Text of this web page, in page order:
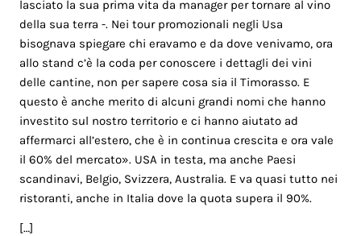
lasciato la sua prima vita da manager per tornare al vino
della sua terra -. Nei tour promozionali negli Usa
bisognava spiegare chi eravamo e da dove venivamo, ora
allo stand c’è la coda per conoscere i dettagli dei vini
delle cantine, non per sapere cosa sia il Timorasso. E
questo è anche merito di alcuni grandi nomi che hanno
investito sul nostro territorio e ci hanno aiutato ad
affermarci all’estero, che è in continua crescita e ora vale
il 60% del mercato». USA in testa, ma anche Paesi
scandinavi, Belgio, Svizzera, Australia. E va quasi tutto nei
ristoranti, anche in Italia dove la quota supera il 90%.
[…]